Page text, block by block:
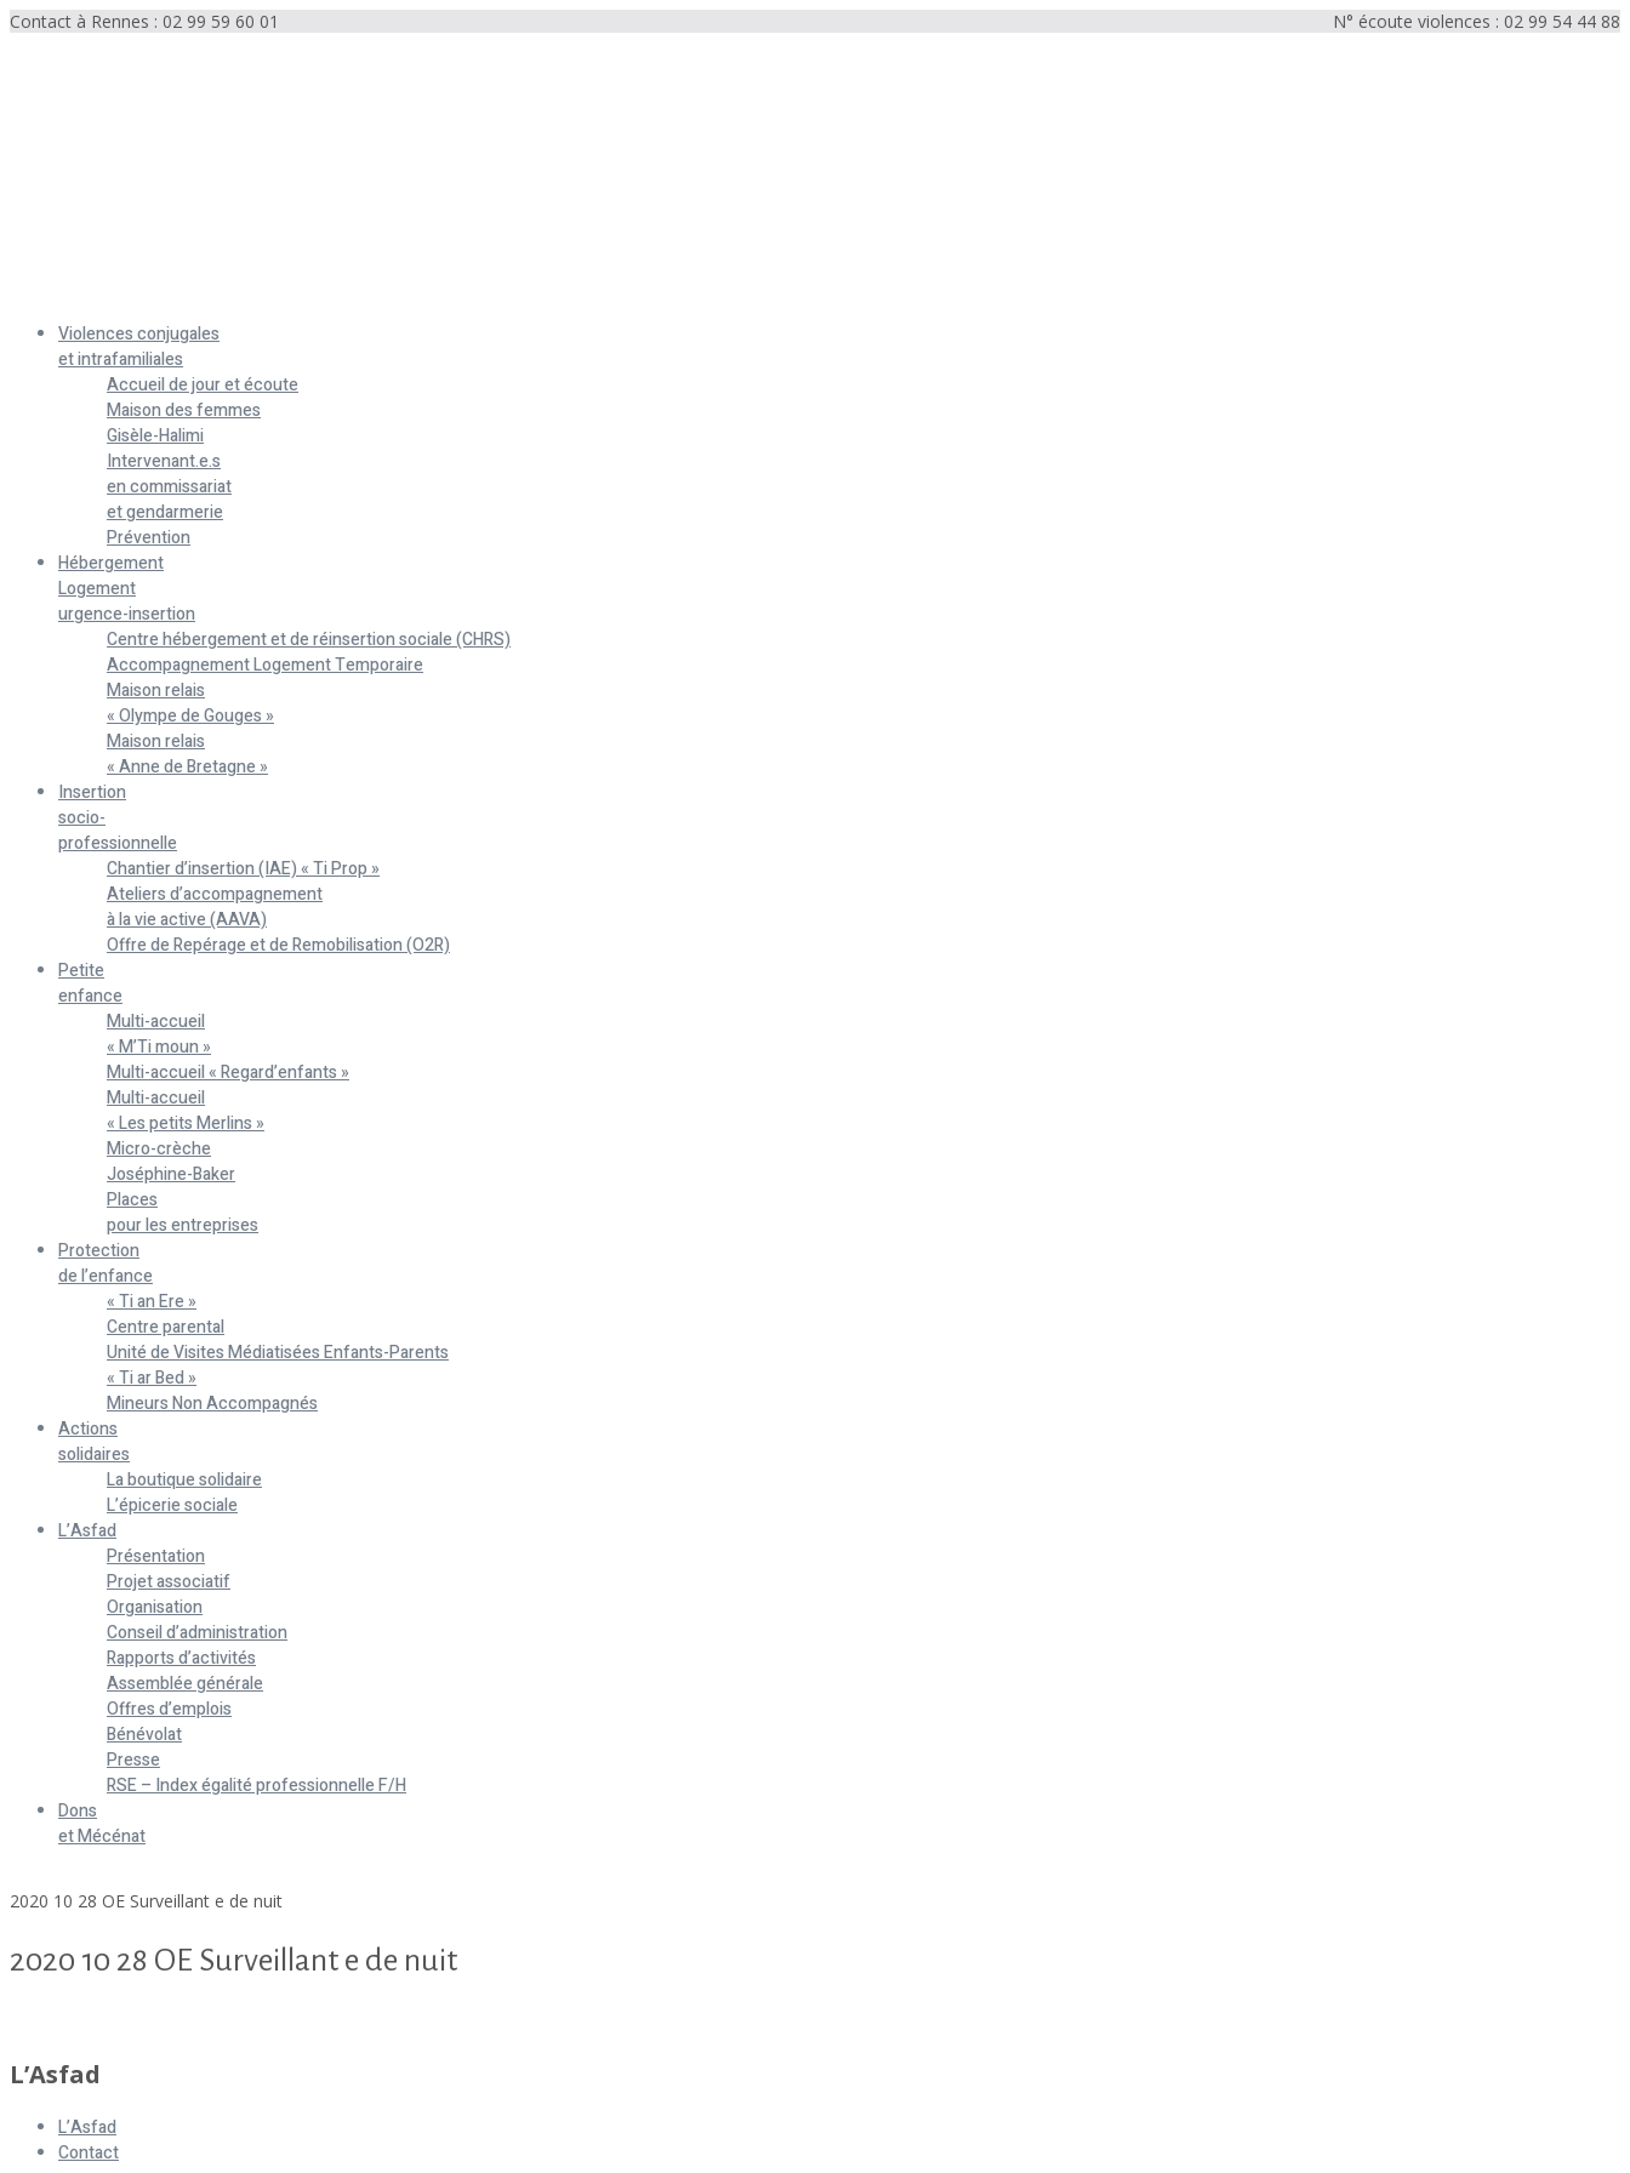
Contact à Rennes : 02 99 59 60 01 N° écoute violences : 02 99 54 44 88
Violences conjugales
et intrafamiliales
Accueil de jour et écoute
Maison des femmes
Gisèle-Halimi
Intervenant.e.s
en commissariat
et gendarmerie
Prévention
Hébergement
Logement
urgence-insertion
Centre hébergement et de réinsertion sociale (CHRS)
Accompagnement Logement Temporaire
Maison relais
« Olympe de Gouges »
Maison relais
« Anne de Bretagne »
Insertion
socio-
professionnelle
Chantier d’insertion (IAE) « Ti Prop »
Ateliers d’accompagnement
à la vie active (AAVA)
Offre de Repérage et de Remobilisation (O2R)
Petite
enfance
Multi-accueil
« M’Ti moun »
Multi-accueil « Regard’enfants »
Multi-accueil
« Les petits Merlins »
Micro-crèche
Joséphine-Baker
Places
pour les entreprises
Protection
de l’enfance
« Ti an Ere »
Centre parental
Unité de Visites Médiatisées Enfants-Parents
« Ti ar Bed »
Mineurs Non Accompagnés
Actions
solidaires
La boutique solidaire
L’épicerie sociale
L’Asfad
Présentation
Projet associatif
Organisation
Conseil d’administration
Rapports d’activités
Assemblée générale
Offres d’emplois
Bénévolat
Presse
RSE – Index égalité professionnelle F/H
Dons
et Mécénat
2020 10 28 OE Surveillant e de nuit
2020 10 28 OE Surveillant e de nuit
L’Asfad
L’Asfad
Contact